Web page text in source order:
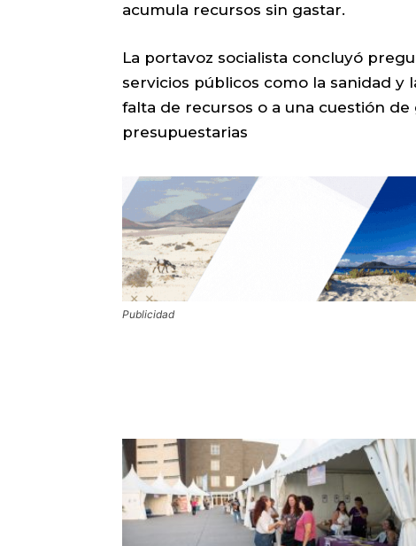
acumula recursos sin gastar.
La portavoz socialista concluyó
servicios públicos como la sanidad
falta de recursos o a una cuestión
presupuestarias
Publicidad